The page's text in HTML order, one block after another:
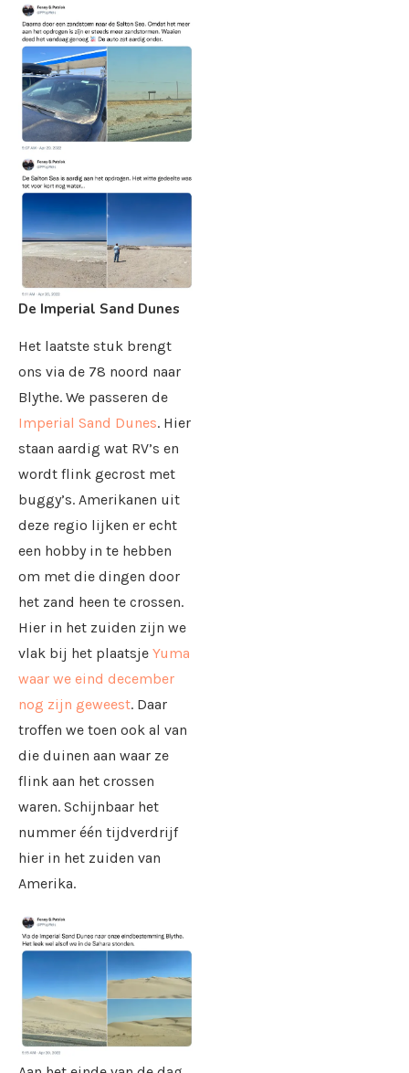
De Imperial Sand Dunes
Het laatste stuk brengt
ons via de 78 noord naar
Blythe. We passeren de
Imperial Sand Dunes. Hier
staan aardig wat RV’s en
wordt flink gecrost met
buggy’s. Amerikanen uit
deze regio lijken er echt
een hobby in te hebben
om met die dingen door
het zand heen te crossen.
Hier in het zuiden zijn we
vlak bij het plaatsje Yuma
waar we eind december
nog zijn geweest. Daar
troffen we toen ook al van
die duinen aan waar ze
flink aan het crossen
waren. Schijnbaar het
nummer één tijdverdrijf
hier in het zuiden van
Amerika.